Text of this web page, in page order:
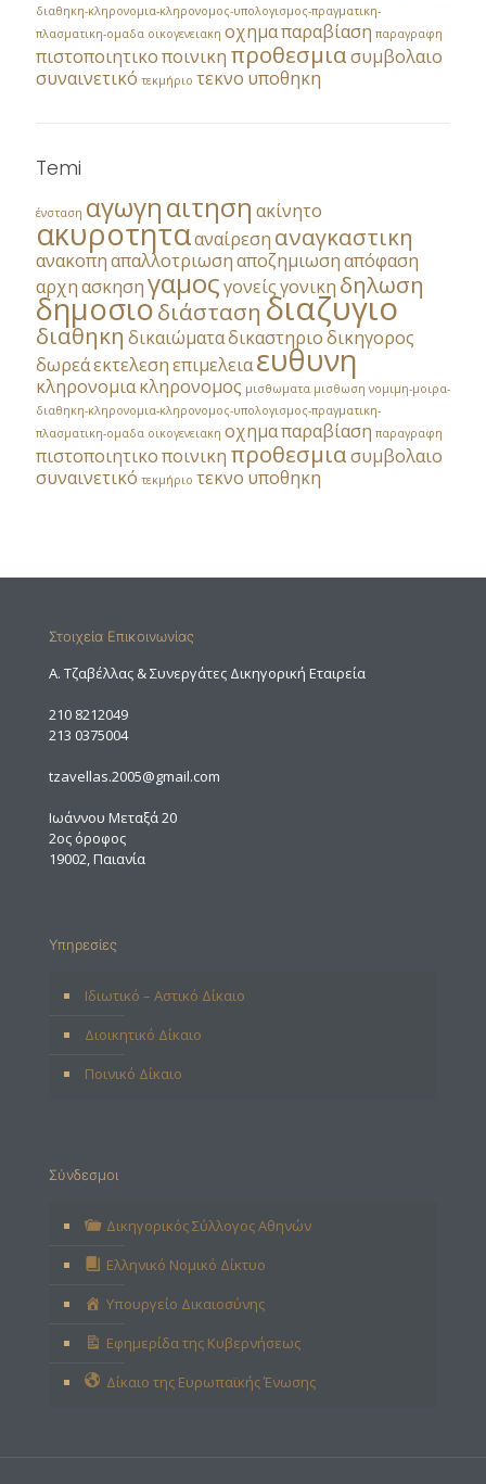
διαθηκη-κληρονομια-κληρονομος-υπολογισμος-πραγματικη-
πλασματικη-ομαδα οικογενειακη οχημαπαραβίαση παραγραφη
πιστοποιητικοποινικη προθεσμιασυμβολαιο
συναινετικό τεκμήριο τεκνο υποθηκη
Temi
ένσταση αγωγηαιτηση ακίνητο
ακυροτητααναίρεση αναγκαστικη
ανακοπηαπαλλοτριωσηαποζημιωσηαπόφαση
αρχηασκησηγαμοςγονείςγονικη δηλωση
δημοσιοδιάσταση διαζυγιο
διαθηκη δικαιώματαδικαστηριοδικηγορος
δωρεάεκτελεσηεπιμελειαευθυνη
κληρονομιακληρονομος μισθωματα μισθωση νομιμη-μοιρα-
διαθηκη-κληρονομια-κληρονομος-υπολογισμος-πραγματικη-
πλασματικη-ομαδα οικογενειακη οχημαπαραβίαση παραγραφη
πιστοποιητικοποινικη προθεσμιασυμβολαιο
συναινετικό τεκμήριο τεκνο υποθηκη
Στοιχεία Επικοινωνίας
A. Τζαβέλλας & Συνεργάτες Δικηγορική Εταιρεία
210 8212049
213 0375004
tzavellas.2005@gmail.com
Ιωάννου Μεταξά 20
2ος όροφος
19002, Παιανία
Υπηρεσίες
Ιδιωτικό – Αστικό Δίκαιο
Διοικητικό Δίκαιο
Ποινικό Δίκαιο
Σύνδεσμοι
Δικηγορικός Σύλλογος Αθηνών
Ελληνικό Νομικό Δίκτυο
Υπουργείο Δικαιοσύνης
Εφημερίδα της Κυβερνήσεως
Δίκαιο της Ευρωπαϊκής Ένωσης